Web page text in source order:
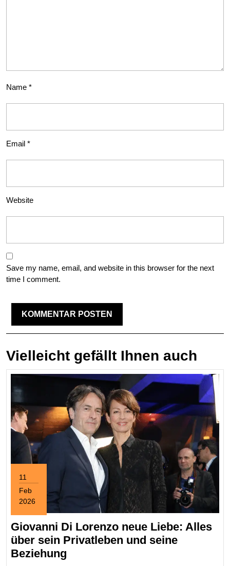
Name *
Email *
Website
Save my name, email, and website in this browser for the next
time I comment.
Vielleicht gefällt Ihnen auch
11
Feb
2026
February
11,
2026
Giovanni Di Lorenzo neue Liebe: Alles
über sein Privatleben und seine
Beziehung